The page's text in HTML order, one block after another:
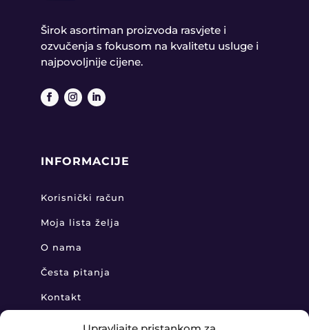
Širok asortiman proizvoda rasvjete i
ozvučenja s fokusom na kvalitetu usluge i
najpovoljnije cijene.
INFORMACIJE
Korisnički račun
Moja lista želja
O nama
Česta pitanja
Kontakt